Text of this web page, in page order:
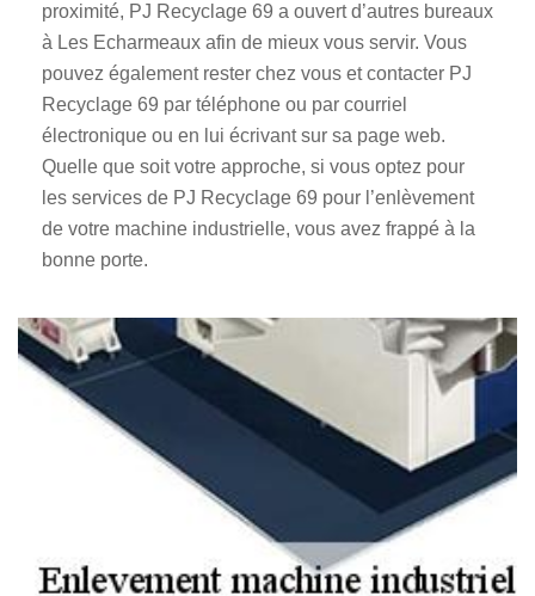
proximité, PJ Recyclage 69 a ouvert d’autres bureaux
à Les Echarmeaux afin de mieux vous servir. Vous
pouvez également rester chez vous et contacter PJ
Recyclage 69 par téléphone ou par courriel
électronique ou en lui écrivant sur sa page web.
Quelle que soit votre approche, si vous optez pour
les services de PJ Recyclage 69 pour l’enlèvement
de votre machine industrielle, vous avez frappé à la
bonne porte.